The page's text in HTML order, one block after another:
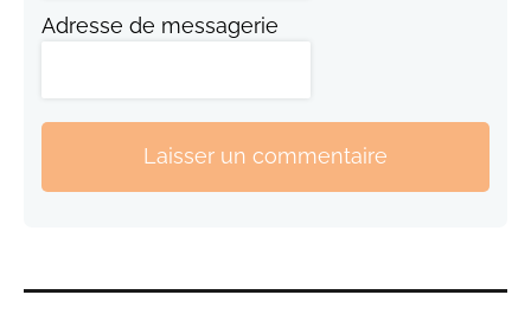
Adresse de messagerie
Laisser un commentaire